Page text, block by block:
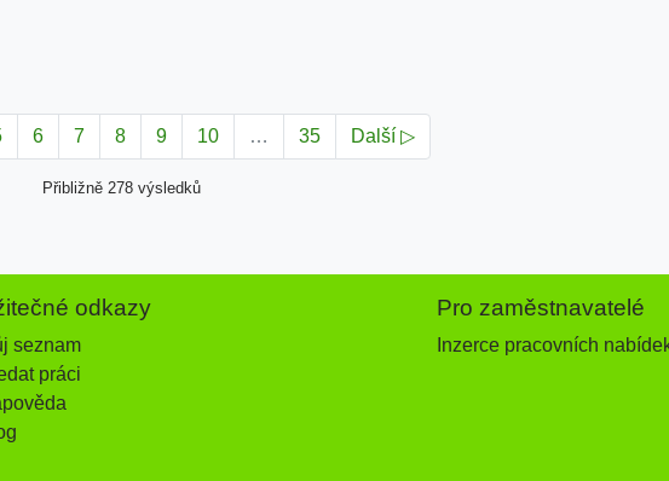
6 7 8 9 10 … 35 Další ▷
Přibližně 278 výsledků
odkazy
seznam
práci
Pro zaměstnavatelé
Inzerce pracovních